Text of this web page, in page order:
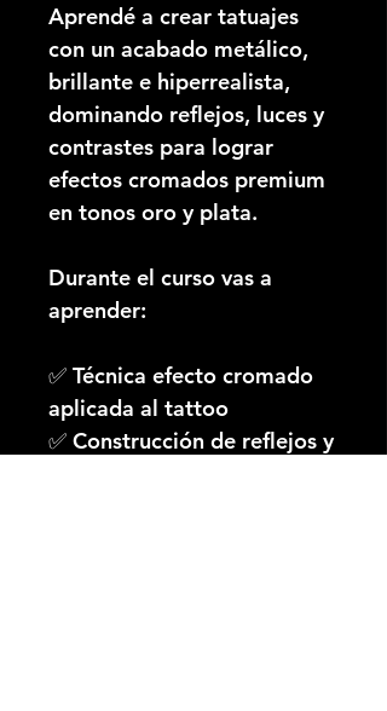
Aprendé a crear tatuajes
con un acabado metálico,
brillante e hiperrealista,
dominando reflejos, luces y
contrastes para lograr
efectos cromados premium
en tonos oro y plata.
Durante el curso vas a
aprender:
✅ Técnica efecto cromado
aplicada al tattoo
✅ Construcción de reflejos y